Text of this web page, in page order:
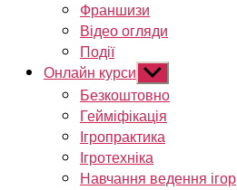
Франшизи
Відео огляди
Події
Онлайн курси Показати
підменю
Безкоштовно
Гейміфікація
Ігропрактика
Ігротехніка
Навчання ведення ігор